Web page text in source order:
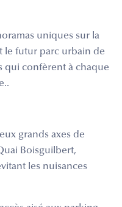
uniques sur la
le futur parc urbain de
qui confèrent à chaque
grands axes de
Boisguilbert,
les nuisances